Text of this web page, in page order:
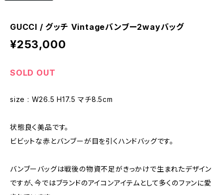
GUCCI / グッチ Vintageバンブー2wayバッグ
¥253,000
SOLD OUT
size : W26.5 H17.5 マチ8.5cm
状態良く美品です。
ビビットな赤とバンブーが目を引くハンドバッグです。
バンブーバッグは戦後の物資不足がきっかけで生まれたデザイン
ですが、今ではブランドのアイコンアイテムとして多くのファンに愛